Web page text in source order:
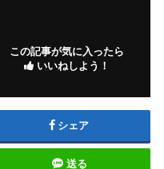
この記事が気に入ったら
いいねしよう！
シェア
送る